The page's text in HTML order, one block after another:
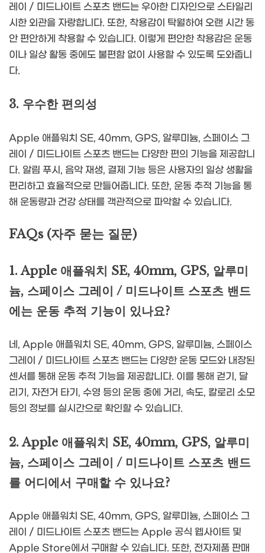
레이 / 미드나이트 스포츠 밴드는 우아한 디자인으로 스타일리
시한 외관을 자랑합니다. 또한, 착용감이 탁월하여 오랜 시간 동
안 편안하게 착용할 수 있습니다. 이렇게 편안한 착용감은 운동
이나 일상 활동 중에도 불편함 없이 사용할 수 있도록 도와줍니
다.
3. 우수한 편의성
Apple 애플워치 SE, 40mm, GPS, 알루미늄, 스페이스 그
레이 / 미드나이트 스포츠 밴드는 다양한 편의 기능을 제공합니
다. 알림 푸시, 음악 재생, 결제 기능 등은 사용자의 일상 생활을
편리하고 효율적으로 만들어줍니다. 또한, 운동 추적 기능을 통
해 운동량과 건강 상태를 객관적으로 파악할 수 있습니다.
FAQs (자주 묻는 질문)
1. Apple 애플워치 SE, 40mm, GPS, 알루미
늄, 스페이스 그레이 / 미드나이트 스포츠 밴드
에는 운동 추적 기능이 있나요?
네, Apple 애플워치 SE, 40mm, GPS, 알루미늄, 스페이스
그레이 / 미드나이트 스포츠 밴드는 다양한 운동 모드와 내장된
센서를 통해 운동 추적 기능을 제공합니다. 이를 통해 걷기, 달
리기, 자전거 타기, 수영 등의 운동 중에 거리, 속도, 칼로리 소모
등의 정보를 실시간으로 확인할 수 있습니다.
2. Apple 애플워치 SE, 40mm, GPS, 알루미
늄, 스페이스 그레이 / 미드나이트 스포츠 밴드
를 어디에서 구매할 수 있나요?
Apple 애플워치 SE, 40mm, GPS, 알루미늄, 스페이스 그
레이 / 미드나이트 스포츠 밴드는 Apple 공식 웹사이트 및
Apple Store에서 구매할 수 있습니다. 또한, 전자제품 판매